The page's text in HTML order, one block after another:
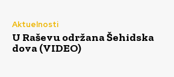
Aktuelnosti
U Raševu održana Šehidska
dova (VIDEO)